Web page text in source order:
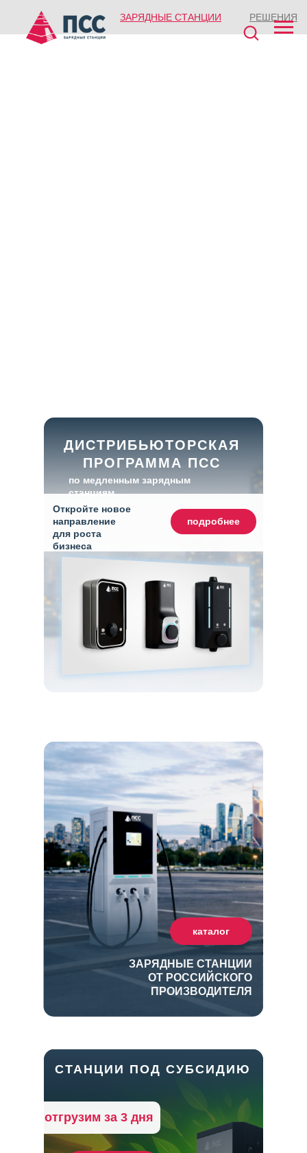
ЗАРЯДНЫЕ СТАНЦИИ РЕШЕНИЯ
Откройте новое
направление
для роста
бизнеса
по медленным зарядным
станциям
ДИСТРИБЬЮТОРСКАЯ
ПРОГРАММА ПСС
подробнее
ЗАРЯДНЫЕ СТАНЦИИ
ОТ РОССИЙСКОГО
ПРОИЗВОДИТЕЛЯ
каталог
отгрузим за 3 дня
СТАНЦИИ ПОД СУБСИДИЮ